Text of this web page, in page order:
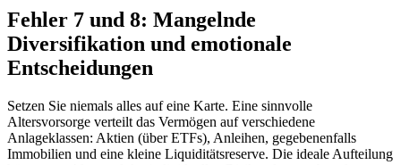
Fehler 7 und 8: Mangelnde
Diversifikation und emotionale
Entscheidungen
Setzen Sie niemals alles auf eine Karte. Eine sinnvolle
Altersvorsorge verteilt das Vermögen auf verschiedene
Anlageklassen: Aktien (über ETFs), Anleihen, gegebenenfalls
Immobilien und eine kleine Liquiditätsreserve. Die ideale Aufteilung